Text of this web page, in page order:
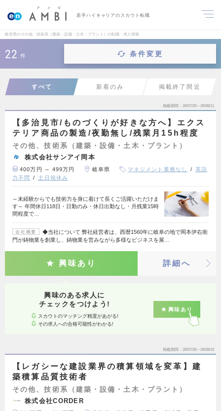
若手ハイキャリアのスカウト転職
岐阜県のその他、技術系（建築・設備・土木・プラント）の転職・求人情報
22 件 条件変更
すべて 新着のみ 掲載終了間近
掲載期間 26/07/29～26/08/11
【多治見市/ものづくりが好きな方へ】エクス
テリア商品の製造/夜勤無し/残業月15h程度
その他、技術系（建築・設備・土木・プラント）
株式会社サンアイ岡本
400万円 ～ 499万円 岐阜県 マネジメント業務なし
英語
力不問
土日祝休み
～未経験からでも技術力を身に着けて長くご活躍いただけま
す～ 年間休日118日・日勤のみ・休日出勤なし・月残業15時
間程度で…
会社概要
◆当社について 弊社経営者は、西暦1560年に岐阜の地で岡本伊右衛
門が鋳物業を創業し、鋳物業を営みながら多様なビジネスを展…
興味あり 詳細へ
興味のある求人に
チェックをつけよう!
スカウトのマッチング精度があがる!
その求人への合格可能性がわかる!
興味あり
掲載期間 26/07/28～26/08/10
【レガシーな建設業界の積算領域を変革】建
築積算品質技術者
その他、技術系（建築・設備・土木・プラント）
株式会社CORDER